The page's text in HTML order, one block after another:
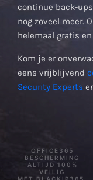
continue back-
nog zoveel meer.
helemaal gratis
Kom je er
eens vrijblijvend
Security Experts
OFFICE365
BESCHERMING
ALTIJD 100%
VEILIG